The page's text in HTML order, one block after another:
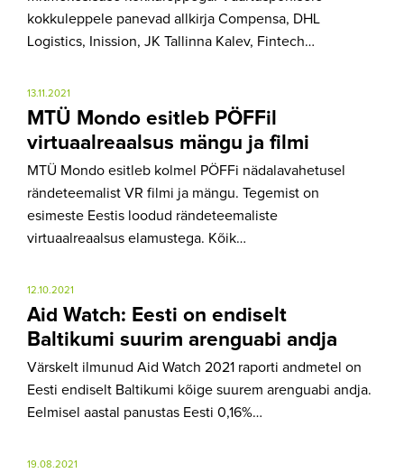
kokkuleppele panevad allkirja Compensa, DHL
Logistics, Inission, JK Tallinna Kalev, Fintech…
13.11.2021
MTÜ Mondo esitleb PÖFFil
virtuaalreaalsus mängu ja filmi
MTÜ Mondo esitleb kolmel PÖFFi nädalavahetusel
rändeteemalist VR filmi ja mängu. Tegemist on
esimeste Eestis loodud rändeteemaliste
virtuaalreaalsus elamustega. Kõik…
12.10.2021
Aid Watch: Eesti on endiselt
Baltikumi suurim arenguabi andja
Värskelt ilmunud Aid Watch 2021 raporti andmetel on
Eesti endiselt Baltikumi kõige suurem arenguabi andja.
Eelmisel aastal panustas Eesti 0,16%…
19.08.2021